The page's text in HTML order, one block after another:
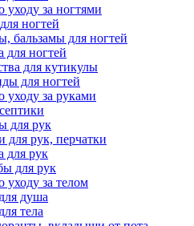
уходу за ногтями
ногтей
бальзамы для ногтей
для ногтей
для кутикулы
для ногтей
уходу за руками
для рук
для рук, перчатки
для рук
для рук
уходу за телом
душа
тела